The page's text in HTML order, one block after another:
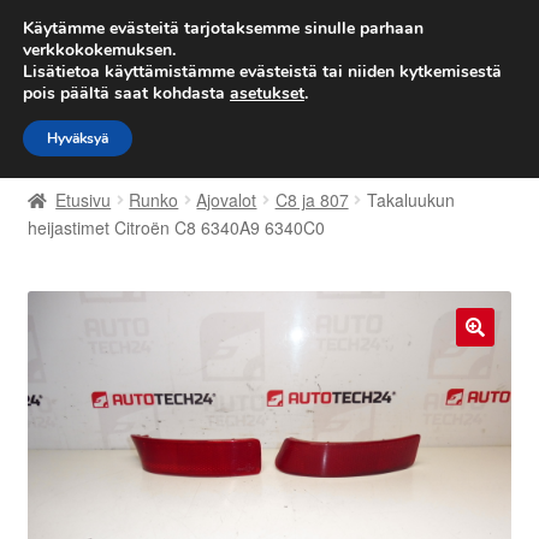
TOIMITUS alkaen 7 EUR
Siirry
navigointiin
Siirry
sisältöön
Etusivu
Kärry
Maailmanlaajuinen toimitus
Etusivu Runko Ajovalot C8 ja 807
Takaluukun
heijastimet Citroën C8 6340A9 6340C0
Käytämme evästeitä tarjotaksemme sinulle parhaan
verkkokokemuksen.
Lisätietoa käyttämistämme evästeistä tai niiden kytkemisestä
pois päältä saat kohdasta asetukset.
Hyväksyä